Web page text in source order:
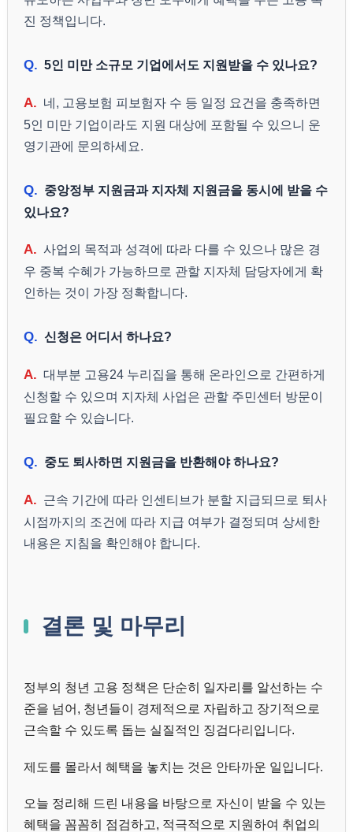
진 정책입니다.
Q. 5인 미만 소규모 기업에서도 지원받을 수 있나요?
A. 네, 고용보험 피보험자 수 등 일정 요건을 충족하면
5인 미만 기업이라도 지원 대상에 포함될 수 있으니 운
영기관에 문의하세요.
Q. 중앙정부 지원금과 지자체 지원금을 동시에 받을 수
있나요?
A. 사업의 목적과 성격에 따라 다를 수 있으나 많은 경
우 중복 수혜가 가능하므로 관할 지자체 담당자에게 확
인하는 것이 가장 정확합니다.
Q. 신청은 어디서 하나요?
A. 대부분 고용24 누리집을 통해 온라인으로 간편하게
신청할 수 있으며 지자체 사업은 관할 주민센터 방문이
필요할 수 있습니다.
Q. 중도 퇴사하면 지원금을 반환해야 하나요?
A. 근속 기간에 따라 인센티브가 분할 지급되므로 퇴사
시점까지의 조건에 따라 지급 여부가 결정되며 상세한
내용은 지침을 확인해야 합니다.
결론 및 마무리
정부의 청년 고용 정책은 단순히 일자리를 알선하는 수
준을 넘어, 청년들이 경제적으로 자립하고 장기적으로
근속할 수 있도록 돕는 실질적인 징검다리입니다.
제도를 몰라서 혜택을 놓치는 것은 안타까운 일입니다.
오늘 정리해 드린 내용을 바탕으로 자신이 받을 수 있는
혜택을 꼼꼼히 점검하고, 적극적으로 지원하여 취업의